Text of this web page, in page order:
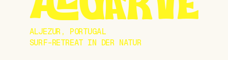
ALJEZUR, PORTUGAL
SURF-RETREAT IN DER NATUR